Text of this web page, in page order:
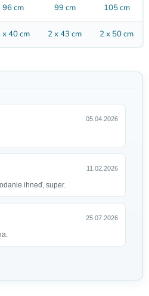
96 cm 99 cm 105 cm
x 40 cm 2 x 43 cm 2 x 50 cm
05.04.2026
11.02.2026
ihneď, super.
25.07.2026